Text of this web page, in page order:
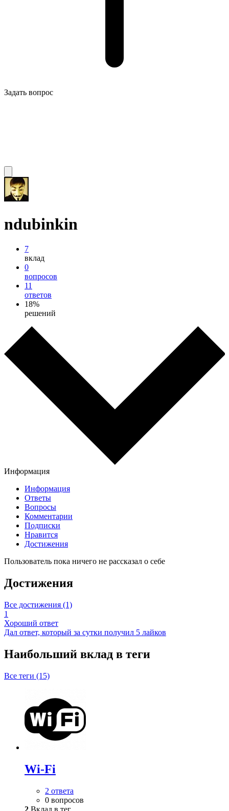
Задать вопрос
ndubinkin
7
вклад
0
вопросов
11
ответов
18%
решений
Информация
Информация
Ответы
Вопросы
Комментарии
Подписки
Нравится
Достижения
Пользователь пока ничего не рассказал о себе
Достижения
Все достижения (1)
1
Хороший ответ
Дал ответ, который за сутки получил 5 лайков
Наибольший вклад в теги
Все теги (15)
Wi-Fi
2 ответа
0 вопросов
2 Вклад в тег